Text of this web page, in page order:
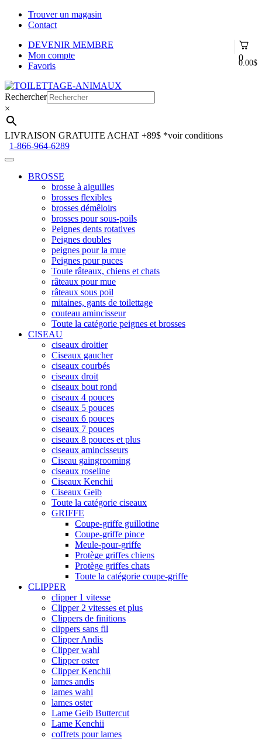
Trouver un magasin
Contact
0
0.00$
DEVENIR MEMBRE
Mon compte
Favoris
Aller
à
la
navigation
Aller
au
contenu
Rechercher
×
LIVRAISON GRATUITE ACHAT +89$ *voir conditions
1-866-964-6289
BROSSE
brosse à aiguilles
brosses flexibles
brosses démêloirs
brosses pour sous-poils
Peignes dents rotatives
Peignes doubles
peignes pour la mue
Peignes pour puces
Toute râteaux, chiens et chats
râteaux pour mue
râteaux sous poil
mitaines, gants de toilettage
couteau amincisseur
Toute la catégorie peignes et brosses
CISEAU
ciseaux droitier
Ciseaux gaucher
ciseaux courbés
ciseaux droit
ciseaux bout rond
ciseaux 4 pouces
ciseaux 5 pouces
ciseaux 6 pouces
ciseaux 7 pouces
ciseaux 8 pouces et plus
ciseaux amincisseurs
Ciseau gaingrooming
ciseaux roseline
Ciseaux Kenchii
Ciseaux Geib
Toute la catégorie ciseaux
GRIFFE
Coupe-griffe guillotine
Coupe-griffe pince
Meule-pour-griffe
Protège griffes chiens
Protège griffes chats
Toute la catégorie coupe-griffe
CLIPPER
clipper 1 vitesse
Clipper 2 vitesses et plus
Clippers de finitions
clippers sans fil
Clipper Andis
Clipper wahl
Clipper oster
Clipper Kenchii
lames andis
lames wahl
lames oster
Lame Geib Buttercut
Lame Kenchii
coffrets pour lames